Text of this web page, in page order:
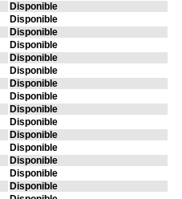
Disponible
Disponible
Disponible
Disponible
Disponible
Disponible
Disponible
Disponible
Disponible
Disponible
Disponible
Disponible
Disponible
Disponible
Disponible